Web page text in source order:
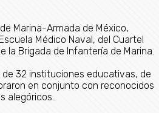
Marina-Armada de México,
Médico Naval, del Cuartel
la Brigada de Infantería de Marina.
32 instituciones educativas, de
en conjunto con reconocidos
alegóricos.